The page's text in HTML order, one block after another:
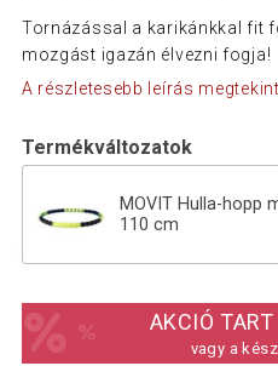
Tornázással a karikánkkal fit
mozgást igazán élvezni fogja!
A részletesebb leírás
Termékváltozatok
MOVIT Hulla-hopp
110 cm
mágnessel
AKCIÓ
vagy a